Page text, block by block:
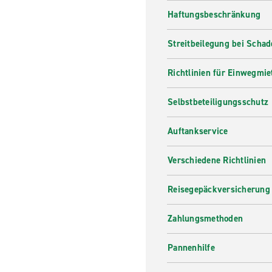
Haftungsbeschränkung
Streitbeilegung bei
Richtlinien für
Selbstbeteiligungsschutz
Auftankservice
Verschiedene Richtlinien
Reisegepäckversicherung
Zahlungsmethoden
Pannenhilfe